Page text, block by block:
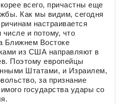
всего, причастны еще
Как мы видим, сегодня
настраивается
и потому, что
Ближнем Востоке
из США направляют в
Поэтому европейцы
Штатами, и Израилем,
за признание
государства удары со